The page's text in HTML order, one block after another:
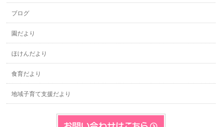
ブログ
園だより
ほけんだより
食育だより
地域子育て支援だより